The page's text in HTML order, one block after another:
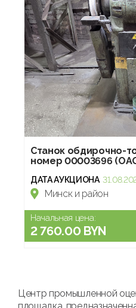
Станок обдирочно-
номер 00003696
ДАТА АУКЦИОНА
Минск и район
Начальная цена:
2 760.00 BYN
Центр промышленной